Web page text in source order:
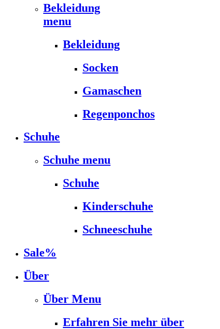
Bekleidung
menu
Bekleidung
Socken
Gamaschen
Regenponchos
Schuhe
Schuhe menu
Schuhe
Kinderschuhe
Schneeschuhe
Sale%
Über
Über Menu
Erfahren Sie mehr über